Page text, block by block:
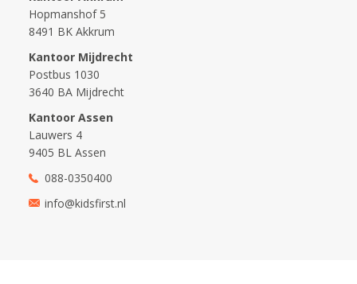
Hopmanshof 5
8491 BK Akkrum
Kantoor Mijdrecht
Postbus 1030
3640 BA Mijdrecht
Kantoor Assen
Lauwers 4
9405 BL Assen
088-0350400
info@kidsfirst.nl